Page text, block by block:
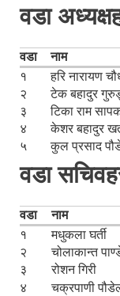
वडा
वडा नाम
१
हरि नारायण
२
टेक बहादुर
३
टिका राम
४
केशर बहादुर
५
कुल प्रसाद
वडा
वडा नाम
१
मधुकला घर्ती
२
चोलाकान्त
३
रोशन गिरी
४
चक्रपाणी